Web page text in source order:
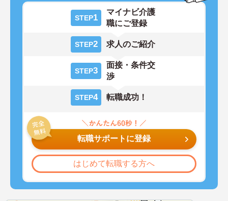
STEP1
マイナビ介護
職にご登録
STEP2 求人のご紹介
STEP3
面接・条件交
渉
STEP4 転職成功！
転職サポートに登録
はじめて転職する方へ